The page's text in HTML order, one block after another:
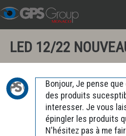
LED 12/22
Bonjour, Je pense
des produits
interesser. Je vous
épingler les produits
N'hésitez pas à me